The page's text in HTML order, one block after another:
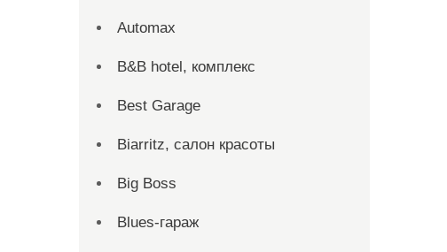
Automax
B&B hotel, комплекс
Best Garage
Biarritz, салон красоты
Big Boss
Blues-гараж